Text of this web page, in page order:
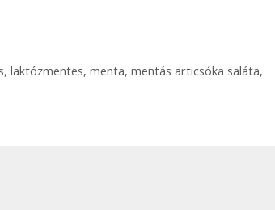
, laktózmentes, menta, mentás articsóka saláta,